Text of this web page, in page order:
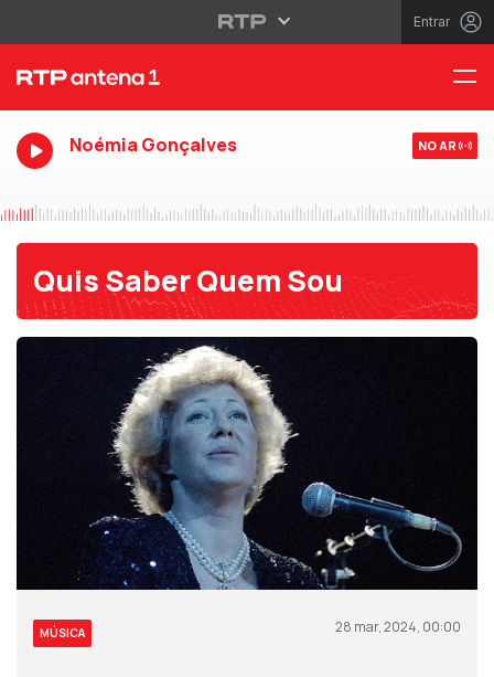
Entrar
Noémia Gonçalves NO AR
Quis Saber Quem Sou
MÚSICA 28 mar, 2024, 00:00